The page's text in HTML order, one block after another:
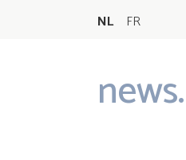
NL FR
news.
Main
navigation